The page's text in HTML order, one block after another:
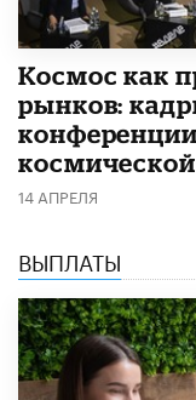
Космос как
рынков:
14 АПРЕЛЯ
ВЫПЛАТЫ